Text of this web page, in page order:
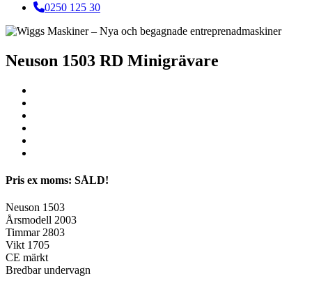
0250 125 30
Neuson 1503 RD Minigrävare
Pris ex moms: SÅLD!
Neuson 1503
Årsmodell 2003
Timmar 2803
Vikt 1705
CE märkt
Bredbar undervagn